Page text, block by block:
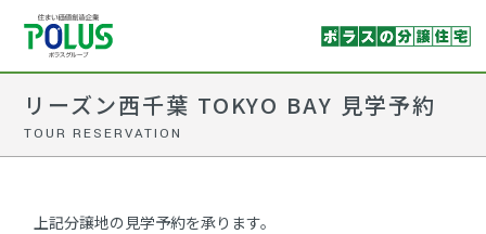
リーズン西千葉 TOKYO BAY 見学予約
TOUR RESERVATION
上記分譲地の見学予約を承ります。